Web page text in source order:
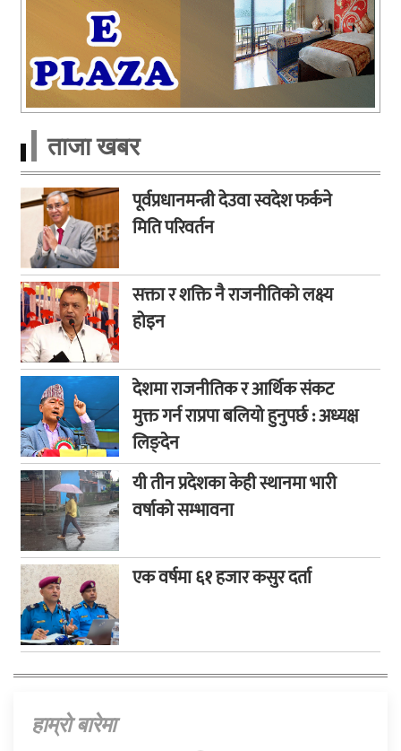
ताजा खबर
पूर्वप्रधानमन्त्री देउवा स्वदेश फर्कने
मिति परिवर्तन
सक्ता र शक्ति नै राजनीतिको लक्ष्य
होइन
देशमा राजनीतिक र आर्थिक संकट
मुक्त गर्न राप्रपा बलियो हुनुपर्छ : अध्यक्ष
लिङ्देन
यी तीन प्रदेशका केही स्थानमा भारी
वर्षाको सम्भावना
एक वर्षमा ६१ हजार कसुर दर्ता
हाम्राे बारेमा